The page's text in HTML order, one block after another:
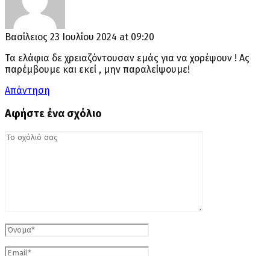
Βασίλειος 23 Ιουλίου 2024 at 09:20
Τα ελάφια δε χρειαζόντουσαν εμάς για να χορέψουν ! Ας
παρέμβουμε και εκεί , μην παραλείψουμε!
Απάντηση
Αφήστε ένα σχόλιο